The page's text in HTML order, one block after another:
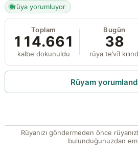
rüya yorumluyor
Toplam
114.661
kalbe dokunuldu
Bugün
38
rüya te’vîl
Rüyam
Rüyanızı göndermeden önce
bulunduğunuzdan